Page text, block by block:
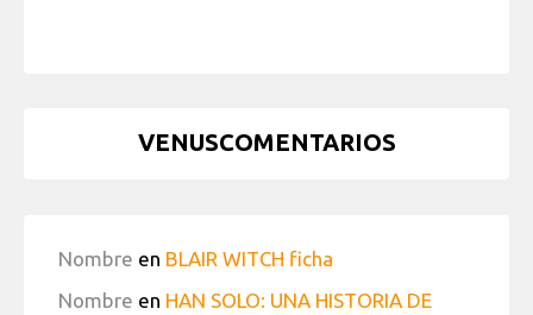
VENUSCOMENTARIOS
Nombre en BLAIR WITCH ficha
Nombre en HAN SOLO: UNA HISTORIA DE